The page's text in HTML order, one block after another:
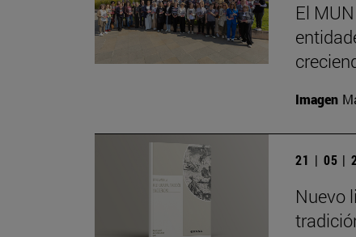
El
Imagen
21 | 05 |
Nuevo